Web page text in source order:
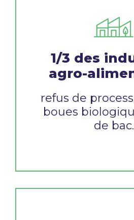
1/3 des
agro-
refus de
boues
de bac.